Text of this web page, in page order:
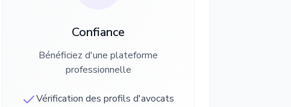
Confiance
Bénéficiez d'une plateforme
professionnelle
Vérification des profils d'avocats